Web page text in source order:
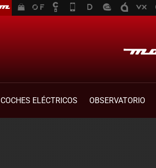
COCHES ELÉCTRICOS OBSERVATORIO